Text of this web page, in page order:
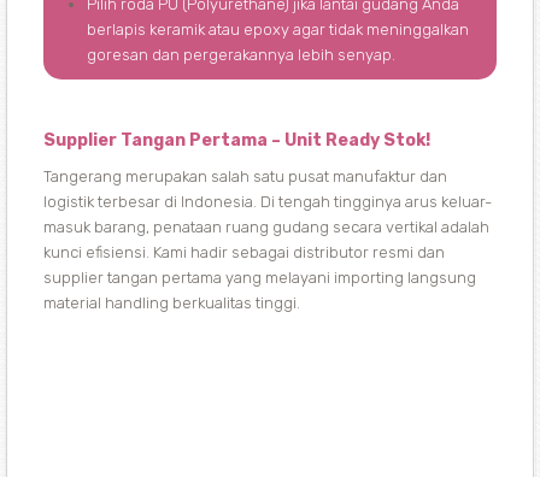
Pilih roda PU (Polyurethane) jika lantai gudang Anda
berlapis keramik atau epoxy agar tidak meninggalkan
goresan dan pergerakannya lebih senyap.
Supplier Tangan Pertama – Unit Ready Stok!
Tangerang merupakan salah satu pusat manufaktur dan
logistik terbesar di Indonesia. Di tengah tingginya arus keluar-
masuk barang, penataan ruang gudang secara vertikal adalah
kunci efisiensi. Kami hadir sebagai distributor resmi dan
supplier tangan pertama yang melayani importing langsung
material handling berkualitas tinggi.